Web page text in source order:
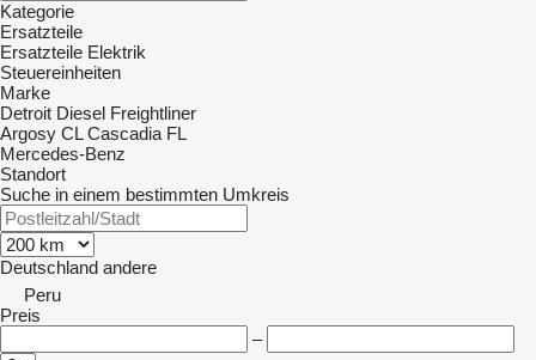
Kategorie
Ersatzteile
Ersatzteile Elektrik
Steuereinheiten
Marke
Detroit Diesel Freightliner
Argosy CL Cascadia FL
Mercedes-Benz
Standort
Suche in einem bestimmten Umkreis
Deutschland andere
Peru
Preis
–